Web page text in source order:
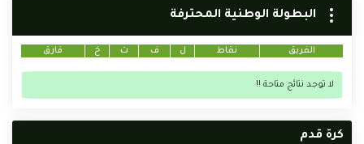
البطولة الوطنية المحترفة
الفريق نقاط ل ف ت خ فارق
لا توجد نتائج متاحة !!
كرة قدم